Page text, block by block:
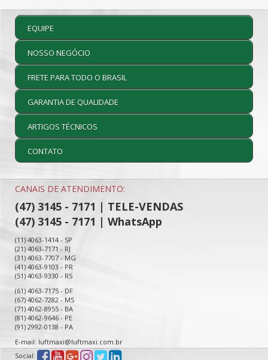
EQUIPE
NOSSO NEGÓCIO
FRETE PARA TODO O BRASIL
GARANTIA DE QUALIDADE
ARTIGOS TÉCNICOS
CONTATO
CANAIS DE ATENDIMENTO:
(47) 3145 - 7171 | TELE-VENDAS
(47) 3145 - 7171 | WhatsApp
(11) 4063-1414 - SP
(21) 4063-7171 - RJ
(31) 4063-7707 - MG
(41) 4063-9103 - PR
(51) 4063-9330 - RS
(61) 4063-7175 - DF
(67) 4062-7282 - MS
(71) 4062-8955 - BA
(81) 4062-9646 - PE
(91) 2992-0138 - PA
E-mail: luftmaxi@luftmaxi.com.br
Social: